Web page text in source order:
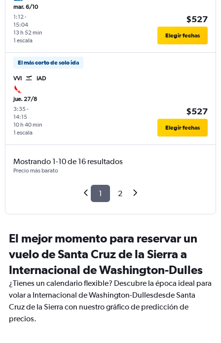
mar. 6/10
1:12-
15:04
1 escala
13 h 52 min
$527
Elegir fechas
El más corto de solo ida
VVI IAD
jue. 27/8
3:35-
14:15
1 escala
10 h 40 min
$527
Elegir fechas
Mostrando 1-10 de 16 resultados
Precio más barato
1 2
El mejor momento para reservar un
vuelo de Santa Cruz de la Sierra a
Internacional de Washington-Dulles
¿Tienes un calendario flexible? Descubre la época ideal para
volar a Internacional de Washington-Dullesdesde Santa
Cruz de la Sierra con nuestro gráfico de predicción de
precios.